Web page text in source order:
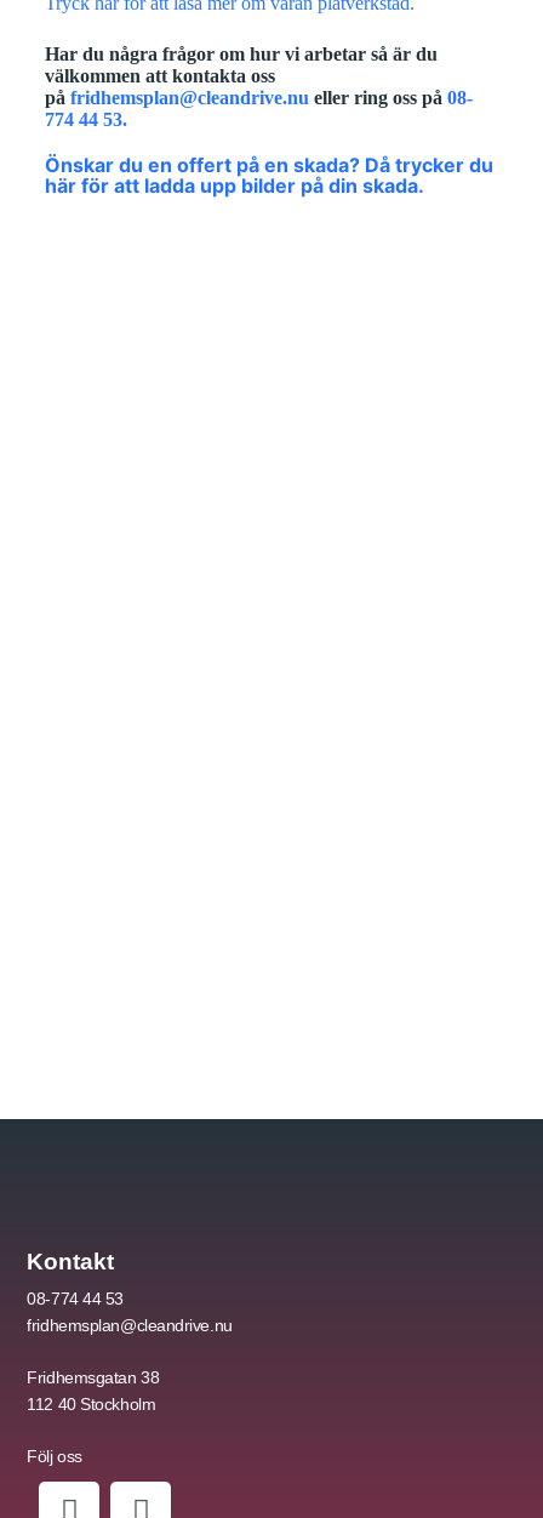
Har du några frågor om hur vi arbetar så är du
välkommen att kontakta oss
på fridhemsplan@cleandrive.nu eller ring oss på 08-
774 44 53.
Önskar du en offert på en skada? Då trycker du
här för att ladda upp bilder på din skada.
Kontakt
08-774 44 53
fridhemsplan@cleandrive.nu
Fridhemsgatan 38
112 40Stockholm
Följ oss